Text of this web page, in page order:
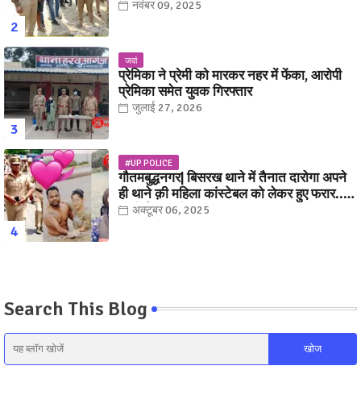
नवंबर 09, 2025
जवां
प्रेमिका ने प्रेमी को मारकर नहर में फेंका, आरोपी
प्रेमिका समेत युवक गिरफ्तार
जुलाई 27, 2026
#UP POLICE
गौतमबुद्धनगर| बिसरख थाने में तैनात दारोगा अपने
ही थाने क़ी महिला कांस्टेबल को लेकर हुए फरार...
पत्नी नें कर दी रार!
अक्टूबर 06, 2025
Search This Blog